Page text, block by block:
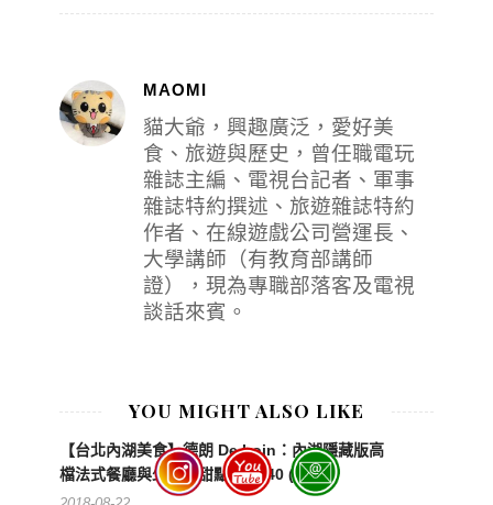
MAOMI
貓大爺，興趣廣泛，愛好美
食、旅遊與歷史，曾任職電玩
雜誌主編、電視台記者、軍事
雜誌特約撰述、旅遊雜誌特約
作者、在線遊戲公司營運長、
大學講師（有教育部講師
證），現為專職部落客及電視
談話來賓。
YOU MIGHT ALSO LIKE
【台北內湖美食】德朗 De Loin：內湖隱藏版高
檔法式餐廳與少女心甜點車 3540 (停業)